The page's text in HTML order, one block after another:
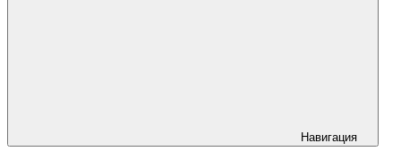
Навигация